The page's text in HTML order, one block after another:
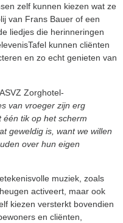
zelf kunnen kiezen wat ze
van Frans Bauer of een
liedjes die herinneringen
kunnen cliënten
en zo echt genieten van
Zorghotel-
van vroeger zijn erg
tik op het scherm
geweldig is, want we willen
over hun eigen
muziek, zoals
activeert, maar ook
kiezen versterkt bovendien
en cliënten,